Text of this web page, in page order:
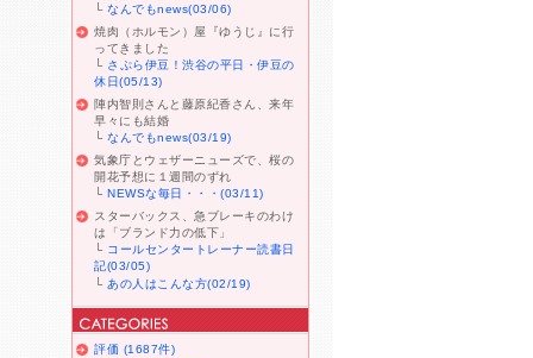
└なんでもnews(03/06)
焼肉（ホルモン）屋『ゆうじ』に行
ってきました
└ さぷら伊豆！渋谷の平日・伊豆の
休日(05/13)
陣内智則さんと藤原紀香さん、来年
早々にも結婚
└なんでもnews(03/19)
気象庁とウェザーニューズで、桜の
開花予想に１週間のずれ
└NEWSな毎日・・・(03/11)
スターバックス、急ブレーキのわけ
は「ブランド力の低下」
└ コールセンタートレーナー読書日
記(03/05)
└ あの人はこんな方(02/19)
評価 (1687件)